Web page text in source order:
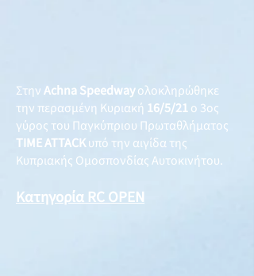
ΣτηνAchna Speedwayολοκληρώθηκε
την περασμένη Κυριακή 16/5/21ο 3ος
γύρος του Παγκύπριου Πρωταθλήματος
TIME ATTACKυπό την αιγίδα της
Κυπριακής Ομοσπονδίας Αυτοκινήτου.
Κατηγορία RC OPEN